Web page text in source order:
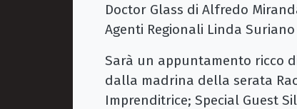
Doctor Glass di Alfredo
Agenti Regionali Linda
Sarà un appuntamento ricco
dalla madrina della serata
Imprenditrice; Special Guest